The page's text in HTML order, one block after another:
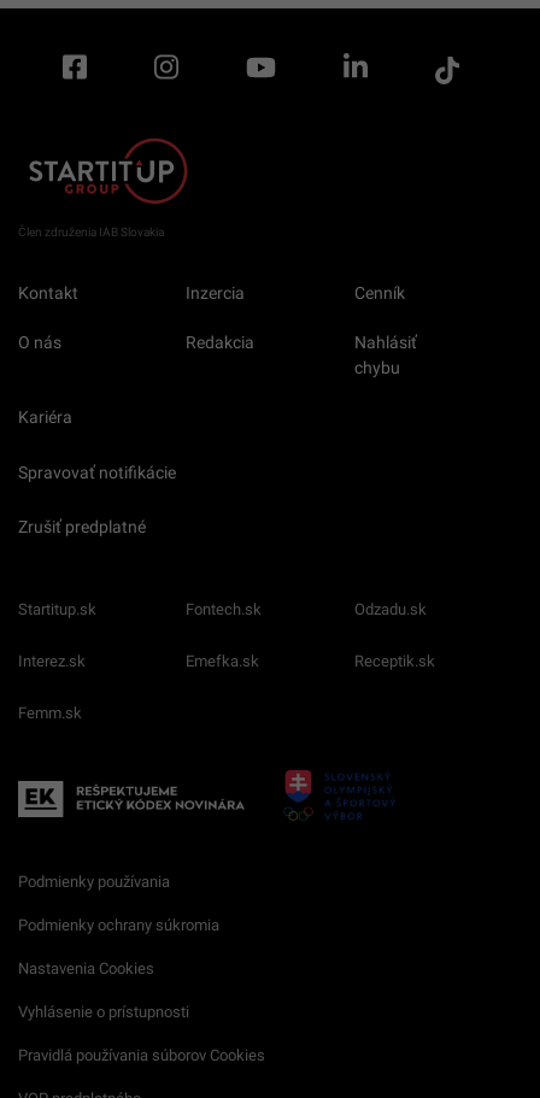
Člen združenia IAB Slovakia
Kontakt Inzercia Cenník
O nás Redakcia
Nahlásiť
chybu
Kariéra
Spravovať notifikácie
Zrušiť predplatné
Startitup.sk Fontech.sk Odzadu.sk
Interez.sk Emefka.sk Receptik.sk
Femm.sk
Podmienky používania
Podmienky ochrany súkromia
Nastavenia Cookies
Vyhlásenie o prístupnosti
Pravidlá používania súborov Cookies